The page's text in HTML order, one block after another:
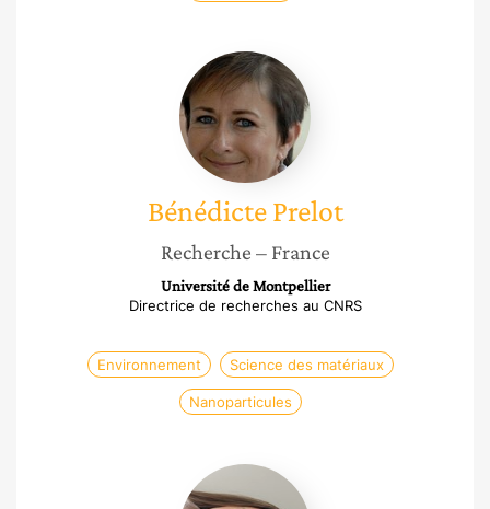
Bénédicte
Prelot
Bénédicte Prelot
Recherche – France
Université de Montpellier
Directrice de recherches au CNRS
Environnement Science des matériaux
Nanoparticules
Alexandra
Bertron